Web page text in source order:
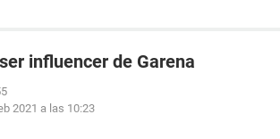
influencer de Garena
2021 a las 10:23